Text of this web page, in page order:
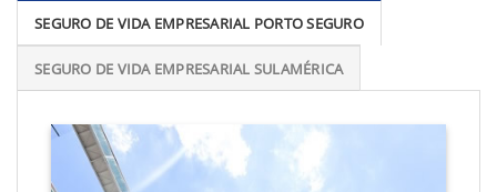
SEGURO DE VIDA EMPRESARIAL PORTO SEGURO
SEGURO DE VIDA EMPRESARIAL SULAMÉRICA